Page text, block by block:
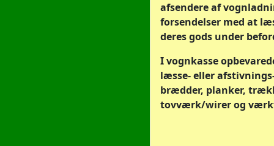
afsendere af
forsendelser med at
deres gods under
I vognkasse
læsse- eller
brædder, planker,
tovværk/wirer og